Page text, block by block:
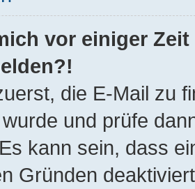
vor einiger
die E-Mail zu
und prüfe
kann sein, dass
Gründen